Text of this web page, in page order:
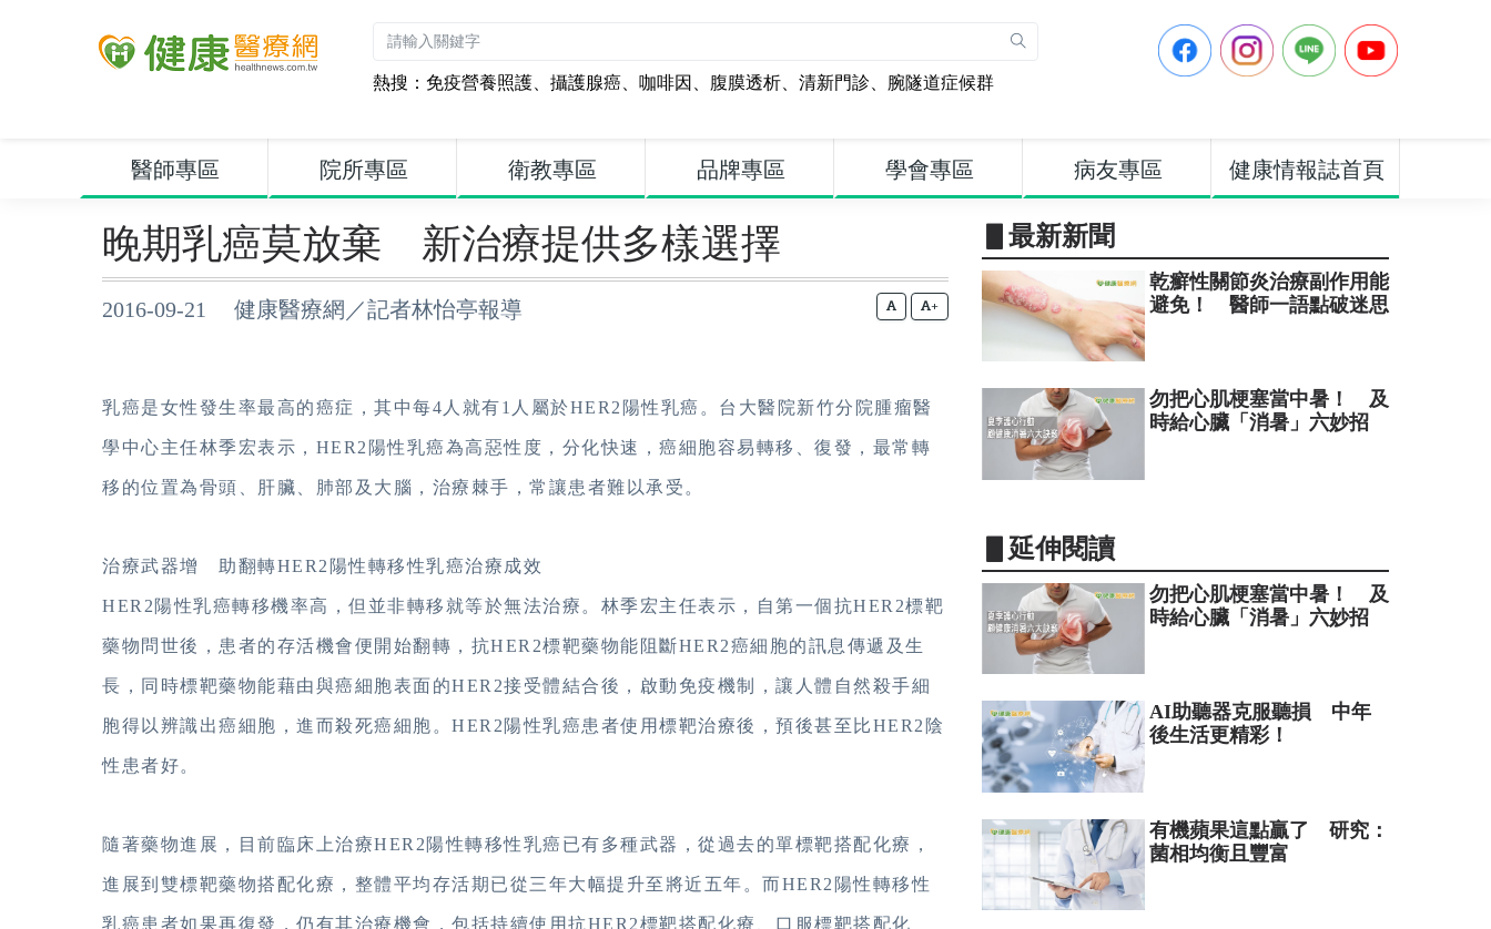
熱搜： 免疫營養照護、 攝護腺癌、 咖啡因、 腹膜透析、 清新門診、 腕隧道症候群
醫師專區 院所專區 衛教專區 品牌專區 學會專區 病友專區 健康情報誌首頁
晚期乳癌莫放棄 新治療提供多樣選擇
2016-09-21 健康醫療網／記者林怡亭報導 +
乳癌是女性發生率最高的癌症，其中每4人就有1人屬於HER2陽性乳癌。台大醫院新竹分院腫瘤醫
學中心主任林季宏表示，HER2陽性乳癌為高惡性度，分化快速，癌細胞容易轉移、復發，最常轉
移的位置為骨頭、肝臟、肺部及大腦，治療棘手，常讓患者難以承受。
治療武器增 助翻轉HER2陽性轉移性乳癌治療成效
HER2陽性乳癌轉移機率高，但並非轉移就等於無法治療。林季宏主任表示，自第一個抗HER2標靶
藥物問世後，患者的存活機會便開始翻轉，抗HER2標靶藥物能阻斷HER2癌細胞的訊息傳遞及生
長，同時標靶藥物能藉由與癌細胞表面的HER2接受體結合後，啟動免疫機制，讓人體自然殺手細
胞得以辨識出癌細胞，進而殺死癌細胞。HER2陽性乳癌患者使用標靶治療後，預後甚至比HER2陰
性患者好。
隨著藥物進展，目前臨床上治療HER2陽性轉移性乳癌已有多種武器，從過去的單標靶搭配化療，
進展到雙標靶藥物搭配化療，整體平均存活期已從三年大幅提升至將近五年。而HER2陽性轉移性
乳癌患者如果再復發，仍有其治療機會，包括持續使用抗HER2標靶搭配化療、口服標靶搭配化
▋最新新聞
乾癬性關節炎治療副作用能
避免！ 醫師一語點破迷思
勿把心肌梗塞當中暑！ 及
時給心臟「消暑」六妙招
▋延伸閱讀
勿把心肌梗塞當中暑！ 及
時給心臟「消暑」六妙招
AI助聽器克服聽損 中年
後生活更精彩！
有機蘋果這點贏了 研究：
菌相均衡且豐富